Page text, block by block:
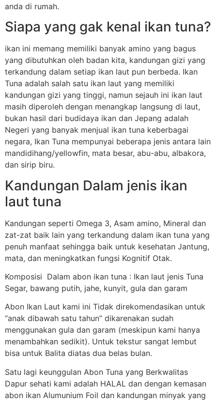
anda di rumah.
Siapa yang gak kenal ikan tuna?
ikan ini memang memiliki banyak amino yang bagus
yang dibutuhkan oleh badan kita, kandungan gizi yang
terkandung dalam setiap ikan laut pun berbeda. Ikan
Tuna adalah salah satu ikan laut yang memiliki
kandungan gizi yang tinggi, namun sejauh ini ikan laut
masih diperoleh dengan menangkap langsung di laut,
bukan hasil dari budidaya ikan dan Jepang adalah
Negeri yang banyak menjual ikan tuna keberbagai
negara, Ikan Tuna mempunyai beberapa jenis antara lain
mandidihang/yellowfin, mata besar, abu-abu, albakora,
dan sirip biru.
Kandungan Dalam jenis ikan
laut tuna
Kandungan seperti Omega 3, Asam amino, Mineral dan
zat-zat baik lain yang terkandung dalam ikan tuna yang
penuh manfaat sehingga baik untuk kesehatan Jantung,
mata, dan meningkatkan fungsi Kognitif Otak.
Komposisi Dalam abon ikan tuna : Ikan laut jenis Tuna
Segar, bawang putih, jahe, kunyit, gula dan garam
Abon Ikan Laut kami ini Tidak direkomendasikan untuk
“anak dibawah satu tahun” dikarenakan sudah
menggunakan gula dan garam (meskipun kami hanya
menambahkan sedikit). Untuk tekstur sangat lembut
bisa untuk Balita diatas dua belas bulan.
Satu lagi keunggulan Abon Tuna yang Berkwalitas
Dapur sehati kami adalah HALAL dan dengan kemasan
abon ikan Alumunium Foil dan kandungan minyak yang